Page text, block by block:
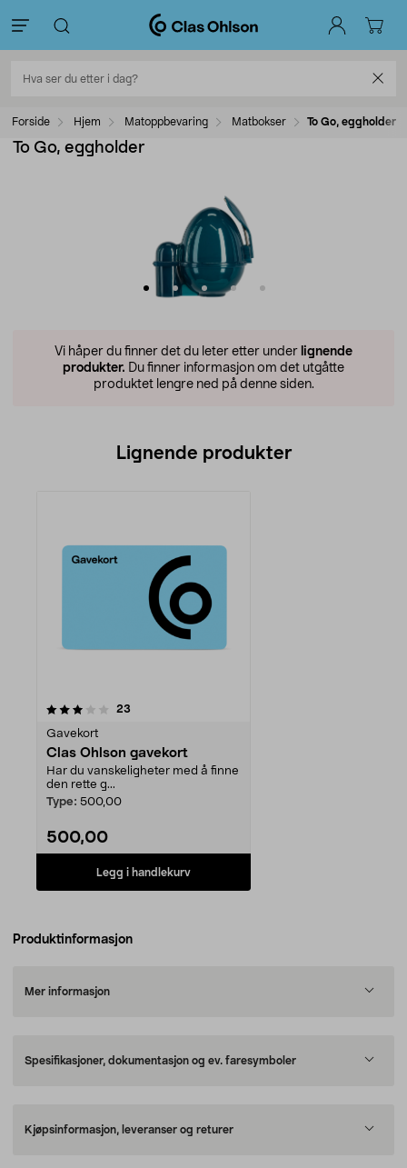
Forside Hjem Matoppbevaring Matbokser To Go, eggholder
To Go, eggholder
Vi håper du finner det du leter etter under lignende
produkter. Du finner informasjon om det utgåtte
produktet lengre ned på denne siden.
Lignende produkter
23
Gavekort
Clas Ohlson gavekort
Har du vanskeligheter med å finne
den rette g...
Type: 500,00
500,00
Legg i handlekurv
Produktinformasjon
Mer informasjon
Spesifikasjoner, dokumentasjon og ev. faresymboler
Kjøpsinformasjon, leveranser og returer